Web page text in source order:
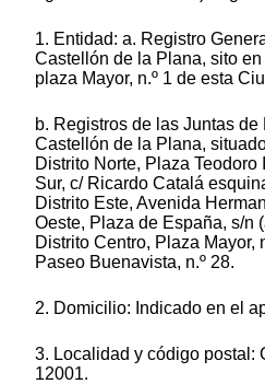
1. Entidad: a. Registro
Castellón de la Plana, sito
plaza Mayor, n.º 1 de esta
b. Registros de las Juntas
Castellón de la Plana,
Distrito Norte, Plaza
Sur, c/ Ricardo Catalá
Distrito Este, Avenida
Oeste, Plaza de España, s/n
Distrito Centro, Plaza Mayor,
Paseo Buenavista, n.º 28.
2. Domicilio: Indicado en el
3. Localidad y código postal:
12001.